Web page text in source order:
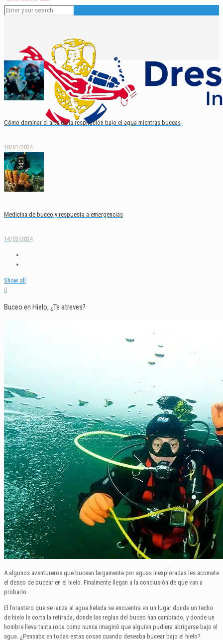
Español
English
Cómo dominar el arte de la respiración bajo el agua mientras buceas
10/01/2024
Medicina de buceo y respuesta a emergencias
14/02/2024
Show all
0
Buceo en Hielo, ¿Te atreves?
A algunos aventureros que bucean largamente por aguas inexploradas les acomete
el deseo de bucear en el hielo. Finalmente llegan a la conclusión de que van a
probarlo.
El forastero que se lanza al agua helada se encuentra en un lugar donde un techo
de hielo le corta la retirada, donde las reglas del buceo han cambiado, y donde un
hombre lleva tanta ropa como nunca imaginó que alguien pudiera abrigarse bajo el
agua. ¿Pensaba en todas estas cosas cuando deseaba bucear bajo el hielo?